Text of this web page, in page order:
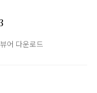
to organize your
Outlook to-do list (..
어 다운로드